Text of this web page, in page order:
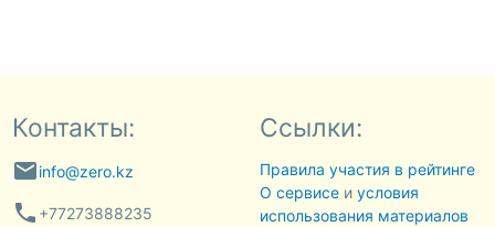
Контакты:
emailinfo@zero.kz
phone +77273888235
Ссылки:
Правила участия в рейтинге
О сервисеи условия
использования материалов